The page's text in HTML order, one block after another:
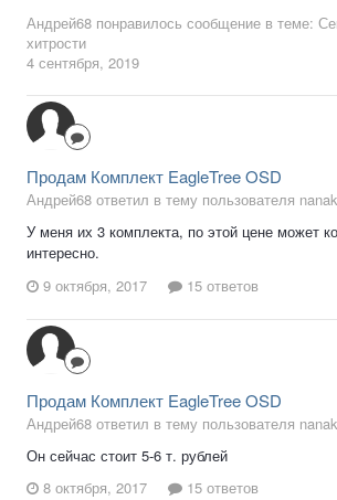
Андрей68 понравилось сообщение в теме:
хитрости
4 сентября, 2019
Продам Комплект EagleTree OSD
Андрей68 ответил в тему пользователя
У меня их 3 комплекта, по этой цене может
интересно.
9 октября, 2017
15 ответов
Продам Комплект EagleTree OSD
Андрей68 ответил в тему пользователя
Он сейчас стоит 5-6 т. рублей
8 октября, 2017
15 ответов